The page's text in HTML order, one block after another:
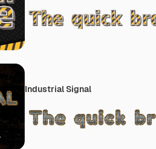
Industrial Signal